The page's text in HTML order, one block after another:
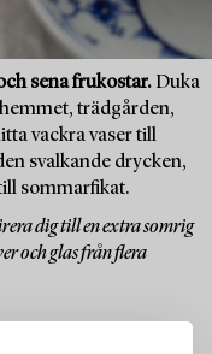
sena frukostar. Duka
trädgården,
vackra vaser till
svalkande drycken,
sommarfikat.
dig till en extra somrig
och glas från flera